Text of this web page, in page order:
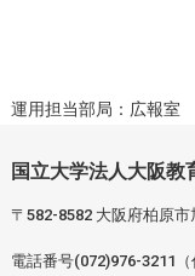
運用担当部局：広報室
国立大学法人大阪教
〒582-8582 大阪府柏原
電話番号(072)976-3211（